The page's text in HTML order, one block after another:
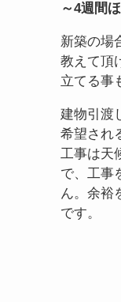
～4週間
新築の場
教えて頂
立てる事
建物引渡
希望され
工事は天
で、工事
ん。余裕
です。